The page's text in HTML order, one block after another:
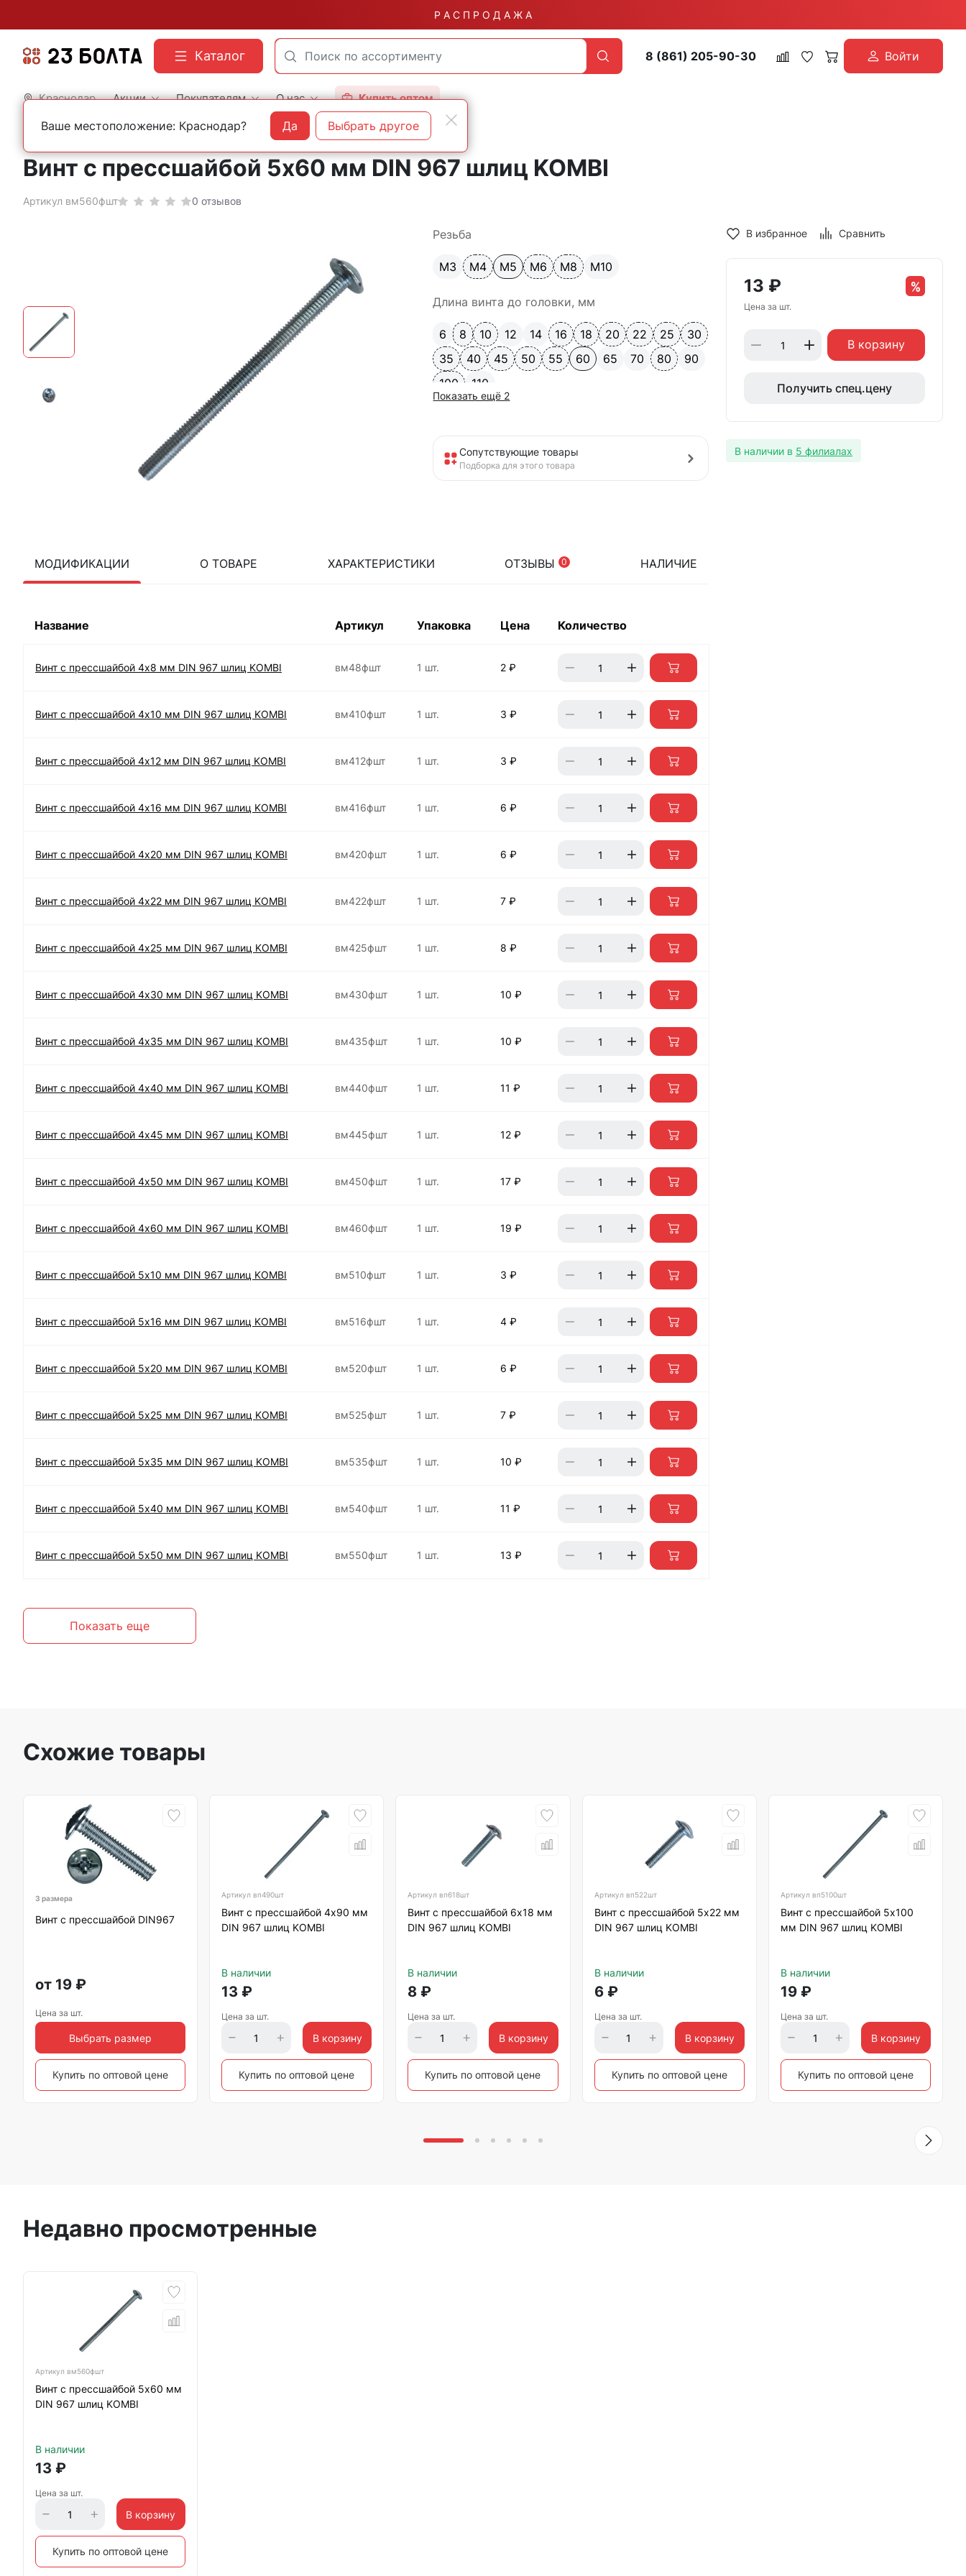
Р А С П Р О Д А Ж А
Каталог 8 (861) 205-90-30 Войти
Краснодар Акции Покупателям О нас Купить оптом
Главная Строительный крепеж Винты DIN 967 с прессшайбой
Винт с прессшайбой 5х60 мм DIN 967 шлиц KOMBI
Артикул вм560фшт 0 отзывов
Резьба
М3 М4 М5 М6 М8 М10
Длина винта до головки, мм
6 8 10 12 14 16 18 20 22 25
30
35
40 45 50 55 60 65 70 80
90
100
110
Показать ещё 2
Сопутствующие товары
Подборка для этого товара
МОДИФИКАЦИИ О ТОВАРЕ ХАРАКТЕРИСТИКИ ОТЗЫВЫ 0 НАЛИЧИЕ
Название Артикул Упаковка Цена Количество
Винт с прессшайбой 4х8 мм DIN 967 шлиц KOMBI вм48фшт 1 шт. 2 ₽
Винт с прессшайбой 4х10 мм DIN 967 шлиц KOMBI вм410фшт 1 шт. 3 ₽
Винт с прессшайбой 4х12 мм DIN 967 шлиц KOMBI вм412фшт 1 шт. 3 ₽
Винт с прессшайбой 4х16 мм DIN 967 шлиц KOMBI вм416фшт 1 шт. 6 ₽
Винт с прессшайбой 4х20 мм DIN 967 шлиц KOMBI вм420фшт 1 шт. 6 ₽
Винт с прессшайбой 4х22 мм DIN 967 шлиц KOMBI вм422фшт 1 шт. 7 ₽
Винт с прессшайбой 4х25 мм DIN 967 шлиц KOMBI вм425фшт 1 шт. 8 ₽
Винт с прессшайбой 4х30 мм DIN 967 шлиц KOMBI вм430фшт 1 шт. 10 ₽
Винт с прессшайбой 4х35 мм DIN 967 шлиц KOMBI вм435фшт 1 шт. 10 ₽
Винт с прессшайбой 4х40 мм DIN 967 шлиц KOMBI вм440фшт 1 шт. 11 ₽
Винт с прессшайбой 4х45 мм DIN 967 шлиц KOMBI вм445фшт 1 шт. 12 ₽
Винт с прессшайбой 4х50 мм DIN 967 шлиц KOMBI вм450фшт 1 шт. 17 ₽
Винт с прессшайбой 4х60 мм DIN 967 шлиц KOMBI вм460фшт 1 шт. 19 ₽
Винт с прессшайбой 5х10 мм DIN 967 шлиц KOMBI вм510фшт 1 шт. 3 ₽
Винт с прессшайбой 5х16 мм DIN 967 шлиц KOMBI вм516фшт 1 шт. 4 ₽
Винт с прессшайбой 5х20 мм DIN 967 шлиц KOMBI вм520фшт 1 шт. 6 ₽
Винт с прессшайбой 5х25 мм DIN 967 шлиц KOMBI вм525фшт 1 шт. 7 ₽
Винт с прессшайбой 5х35 мм DIN 967 шлиц KOMBI вм535фшт 1 шт. 10 ₽
Винт с прессшайбой 5х40 мм DIN 967 шлиц KOMBI вм540фшт 1 шт. 11 ₽
Винт с прессшайбой 5х50 мм DIN 967 шлиц KOMBI вм550фшт 1 шт. 13 ₽
Показать еще
В избранное Сравнить
13 ₽
Цена за шт.
В корзину
Получить спец.цену
В наличии в 5 филиалах
Схожие товары
3 размера
Винт с прессшайбой DIN967
от 19 ₽
Цена за шт.
Выбрать размер
Купить по оптовой цене
Артикулвп490шт
Винт с прессшайбой 4х90 мм
DIN 967 шлиц KOMBI
В наличии
13 ₽
Цена за шт.
В корзину
Купить по оптовой цене
Артикулвп618шт
Винт с прессшайбой 6х18 мм
DIN 967 шлиц KOMBI
В наличии
8 ₽
Цена за шт.
В корзину
Купить по оптовой цене
Артикул вп522шт
Винт с прессшайбой 5х22 мм
DIN 967 шлиц KOMBI
В наличии
6₽
Цена за шт.
В корзину
Купить по оптовой цене
Артикул вп5100шт
Винт с прессшайбой 5х100
мм DIN 967 шлиц KOMBI
В наличии
19₽
Цена за шт.
В корзину
Купить по оптовой цене
Недавно просмотренные
Артикул вм560фшт
Винт с прессшайбой 5х60 мм
DIN 967 шлиц KOMBI
В наличии
13 ₽
Цена за шт.
В корзину
Купить по оптовой цене
Ваше местоположение: Краснодар? Да Выбрать другое